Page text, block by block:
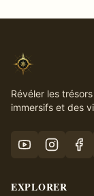
Révéler les
immersifs et des
EXPLORER